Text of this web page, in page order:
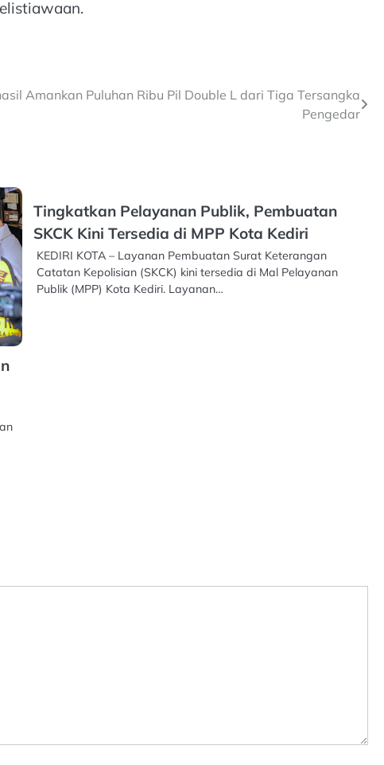
Amankan Puluhan Ribu Pil Double L dari Tiga Tersangka
Pengedar
Tingkatkan Pelayanan Publik, Pembuatan
SKCK Kini Tersedia di MPP Kota Kediri
KEDIRI KOTA – Layanan Pembuatan Surat Keterangan
Catatan Kepolisian (SKCK) kini tersedia di Mal Pelayanan
Publik (MPP) Kota Kediri. Layanan…